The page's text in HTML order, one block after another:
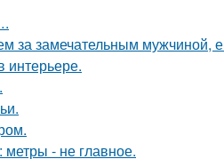
за замечательным мужчиной,
интерьере.
метры - не главное.